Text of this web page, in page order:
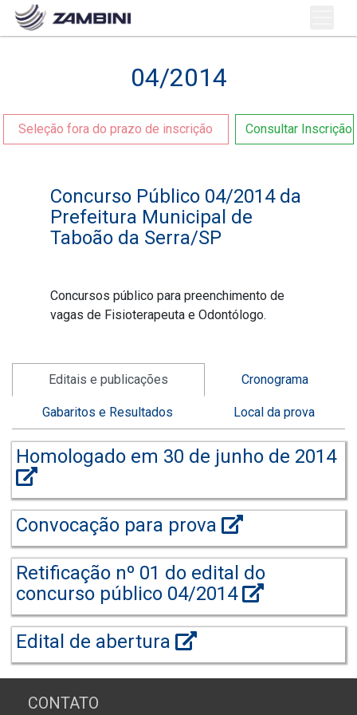
04/2014
Seleção fora do prazo de inscrição Consultar Inscrição
Concurso Público 04/2014 da
Prefeitura Municipal de
Taboão da Serra/SP
Concursos público para preenchimento de
vagas de Fisioterapeuta e Odontólogo.
Editais e publicações Cronograma
Gabaritos e Resultados Local da prova
Homologado em 30 de junho de 2014
Convocação para prova
Retificação nº 01 do edital do
concurso público 04/2014
Edital de abertura
CONTATO